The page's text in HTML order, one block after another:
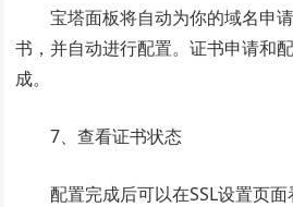
宝塔面板将自动为你的域名申
书，并自动进行配置。证书申请和
成。
7、查看证书状态
配置完成后可以在SSL设置页